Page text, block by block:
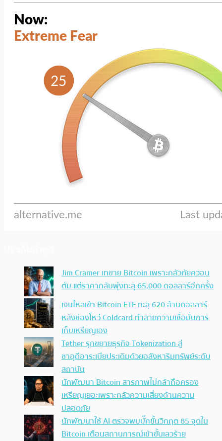
Jim Cramer เทขาย Bitcoin เพราะกลัวภัยควอน
ตัม แต่ราคากลับพุ่งทะลุ 65,000 ดอลลาร์อีกครั้ง
เงินไหลเข้า Bitcoin ETF ทะลุ 620 ล้านดอลลาร์
หลังช่องโหว่ Coldcard ทำลายความเชื่อมั่นการ
เก็บเหรียญเอง
Tether รุกขยายธุรกิจ Tokenization สู่
ซาอุดีอาระเบียประเดิมด้วยอสังหาริมทรัพย์ระดับ
สถาบัน
นักพัฒนา Bitcoin สารภาพไม่กล้าถือครอง
เหรียญเยอะเพราะกลัวความเสี่ยงด้านความ
ปลอดภัย
นักพัฒนาใช้ AI ตรวจพบบั๊กขั้นวิกฤต 85 จุดใน
Bitcoin เตือนสถานการณ์เข้าขั้นเลวร้าย